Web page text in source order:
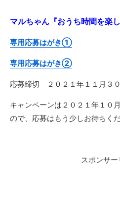
マルちゃん『おうち時間を楽
専用応募はがき①
専用応募はがき②
応募締切 ２０２１年１１月３
キャンペーンは２０２１年１０
ので、応募はもう少しお待ちくだ
スポンサー